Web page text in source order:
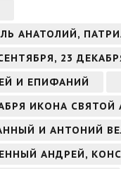
АНАТОЛИЙ,
23
И ЕПИФАНИЙ
ИКОНА
И АНТОНИЙ
АНДРЕЙ,